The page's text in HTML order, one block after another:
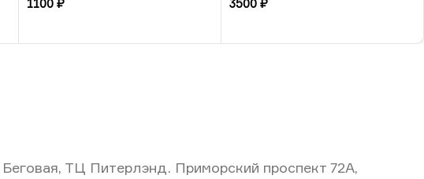
1100₽
3500 ₽
Беговая, ТЦ Питерлэнд. Приморский проспект 72А,